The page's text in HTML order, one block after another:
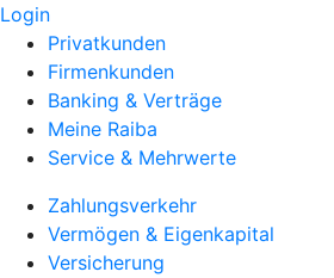
Login
Privatkunden
Firmenkunden
Banking & Verträge
Meine Raiba
Service & Mehrwerte
Zahlungsverkehr
Vermögen & Eigenkapital
Versicherung